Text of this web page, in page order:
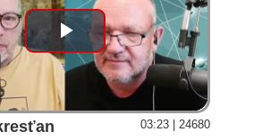
Play
Video
03:23 | 24680